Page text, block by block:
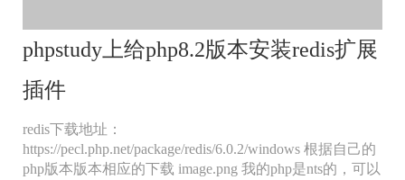
phpstudy上给php8.2版本安装redis扩展
插件
redis下载地址：
https://pecl.php.net/package/redis/6.0.2/windows 根据自己的
php版本版本相应的下载 image.png 我的php是nts的，可以